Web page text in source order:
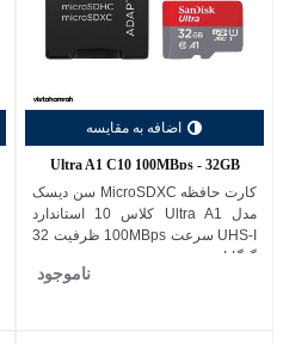
اضافه به مقایسه
Ultra A1 C10 100MBps - 32GB
کارت حافظه MicroSDXC سن دیسک
مدل Ultra A1 کلاس 10 استاندارد
UHS-I سرعت 100MBps ظرفیت 32
گیگابایت
ناموجود